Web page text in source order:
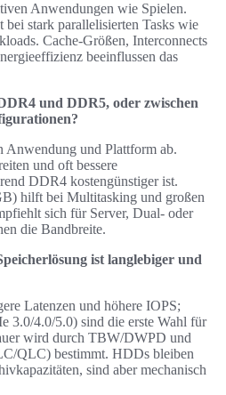
Anwendungen wie Spielen.
stark parallelisierten Tasks wie
Cache-Größen, Interconnects
beeinflussen das
und DDR5, oder zwischen
Anwendung und Plattform ab.
und oft bessere
DDR4 kostengünstiger ist.
hilft bei Multitasking und großen
sich für Server, Dual‑ oder
die Bandbreite.
ist langlebiger und
Latenzen und höhere IOPS;
3.0/4.0/5.0) sind die erste Wahl für
wird durch TBW/DWPD und
QLC) bestimmt. HDDs bleiben
sind aber mechanisch